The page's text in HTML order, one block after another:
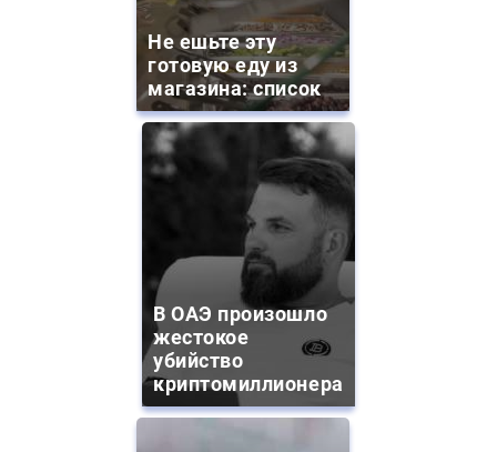
Не ешьте эту
готовую еду из
магазина: список
В ОАЭ произошло
жестокое
убийство
криптомиллионера